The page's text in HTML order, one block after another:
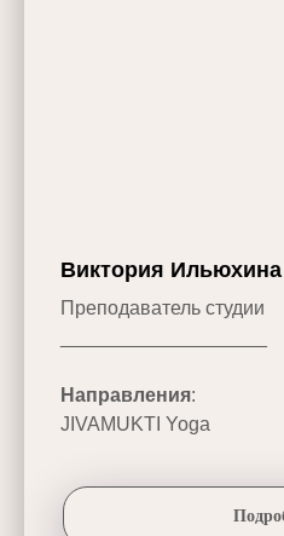
Виктория Ильюхина
Преподаватель студии
Направления:
JIVAMUKTI Yoga